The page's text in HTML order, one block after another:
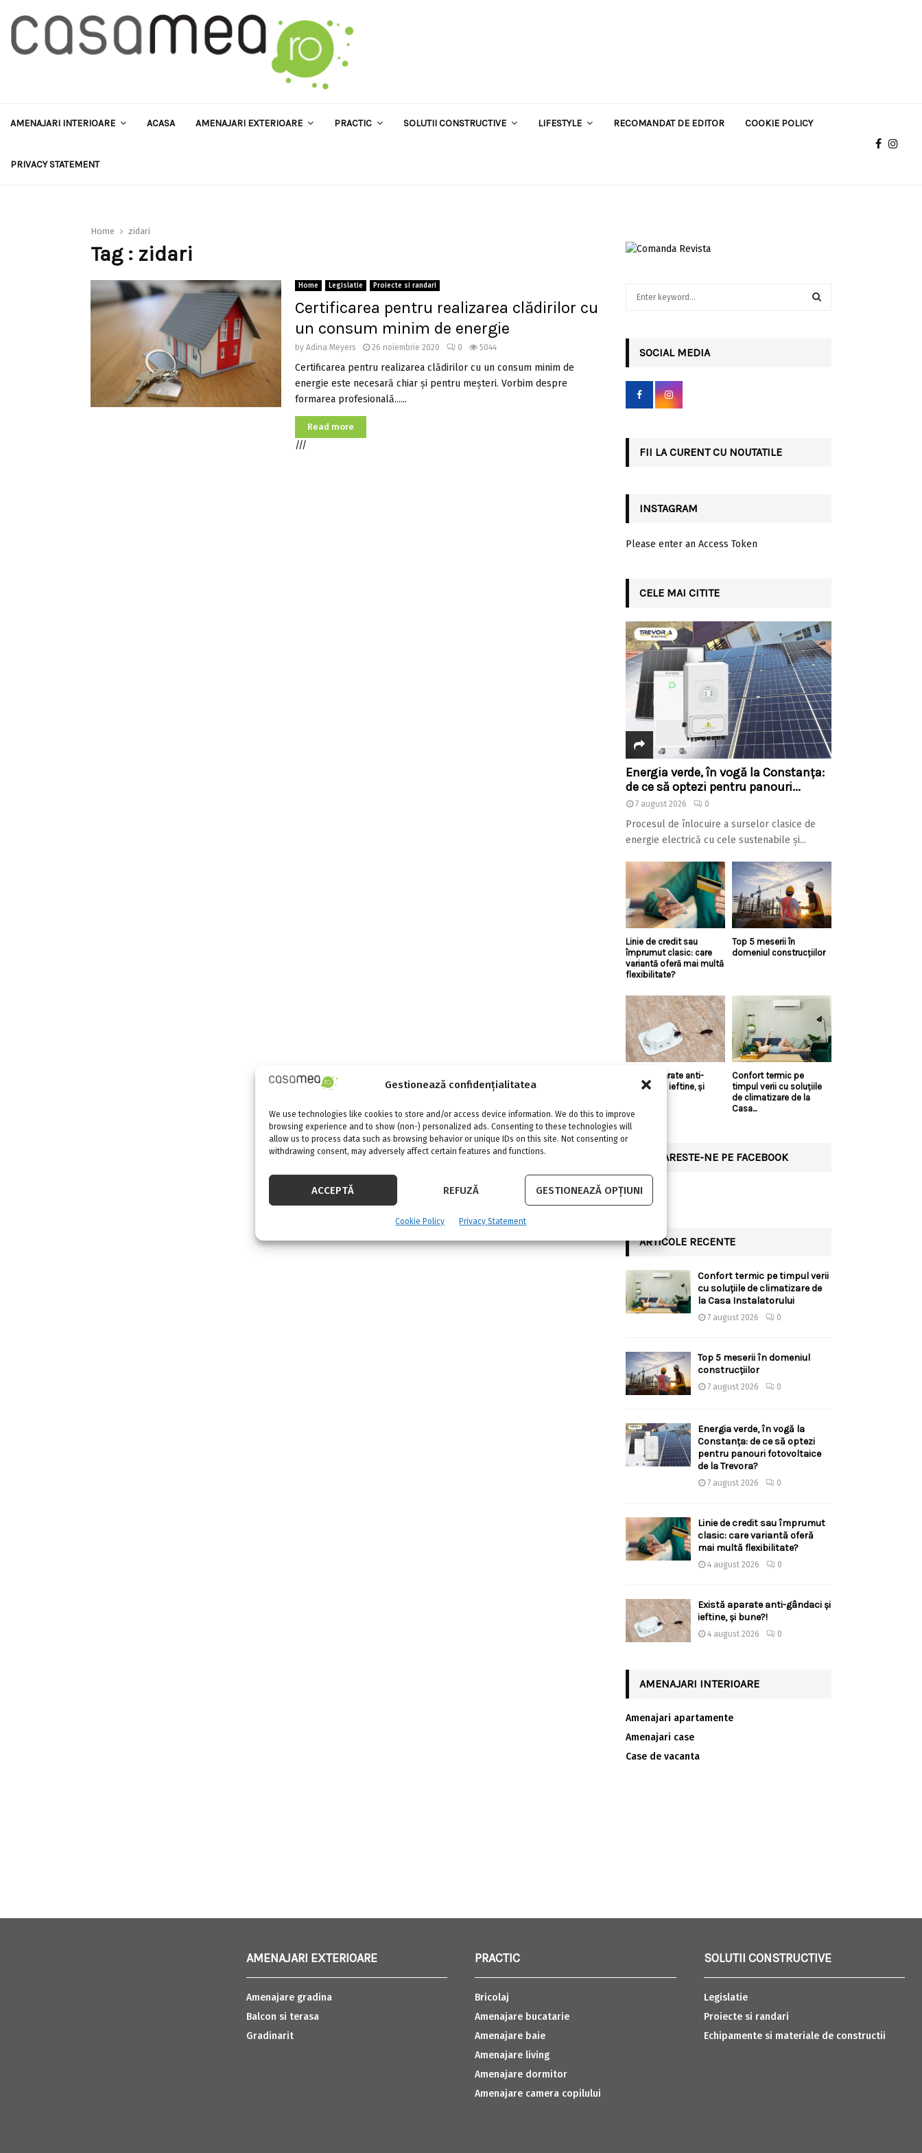
Gestionează confidențialitatea
We use technologies like cookies to store and/or access device information. We do this to improve
browsing experience and to show (non-) personalized ads. Consenting to these technologies will
allow us to process data such as browsing behavior or unique IDs on this site. Not consenting or
withdrawing consent, may adversely affect certain features and functions.
ACCEPTĂ REFUZĂ GESTIONEAZĂ OPȚIUNI
Cookie Policy Privacy Statement
AMENAJARI INTERIOARE ACASA AMENAJARI EXTERIOARE PRACTIC SOLUTII CONSTRUCTIVE LIFESTYLE RECOMANDAT DE EDITOR COOKIE POLICY
PRIVACY STATEMENT
Home zidari
Tag : zidari
Home Legislatie Proiecte si randari
Certificarea pentru realizarea clădirilor cu
un consum minim de energie
by Adina Meyers 26 noiembrie 2020 0 5044
Certificarea pentru realizarea clădirilor cu un consum minim de
energie este necesară chiar și pentru meșteri. Vorbim despre
formarea profesională......
Read more
///
r
SOCIAL MEDIA
FII LA CURENT CU NOUTATILE
INSTAGRAM
Please enter an Access Token
CELE MAI CITITE
Energia verde, în vogă la Constanța:
de ce să optezi pentru panouri...
7 august 2026 0
Procesul de înlocuire a surselor clasice de
energie electrică cu cele sustenabile și...
Linie de credit sau
împrumut clasic: care
variantă oferă mai multă
flexibilitate?
Top 5 meserii în
domeniul construcțiilor
Există aparate anti-
gândaci și ieftine, și
Confort termic pe
timpul verii cu soluțiile
de climatizare de la
Casa...
URMARESTE-NE PE FACEBOOK
ARTICOLE RECENTE
Confort termic pe timpul verii
cu soluțiile de climatizare de
la Casa Instalatorului
7 august 2026 0
Top 5 meserii în domeniul
construcțiilor
7 august 2026 0
Energia verde, în vogă la
Constanța: de ce să optezi
pentru panouri fotovoltaice
de la Trevora?
7 august 2026 0
Linie de credit sau împrumut
clasic: care variantă oferă
mai multă flexibilitate?
4 august 2026 0
Există aparate anti-gândaci și
ieftine, și bune?!
4 august 2026 0
AMENAJARI INTERIOARE
Amenajari apartamente
Amenajari case
Case de vacanta
AMENAJARI EXTERIOARE
Amenajare gradina
Balcon si terasa
Gradinarit
PRACTIC
Bricolaj
Amenajare bucatarie
Amenajare baie
Amenajare living
Amenajare dormitor
Amenajare camera copilului
SOLUTII CONSTRUCTIVE
Legislatie
Proiecte si randari
Echipamente si materiale de constructii